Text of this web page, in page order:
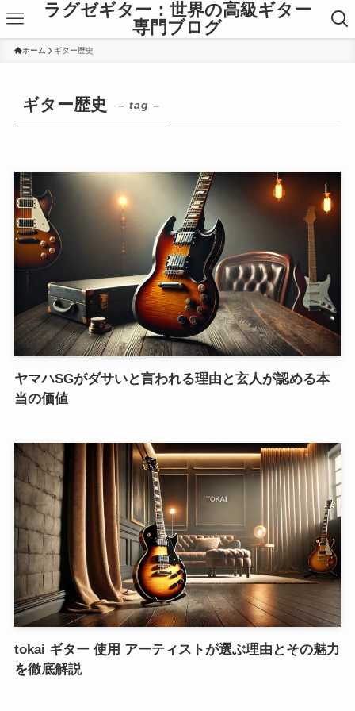
ラグゼギター：世界の高級ギター
専門ブログ
ホーム ギター歴史
ギター歴史 – tag –
ヤマハSGがダサいと言われる理由と玄人が認める本
当の価値
tokai ギター 使用 アーティストが選ぶ理由とその魅力
を徹底解説